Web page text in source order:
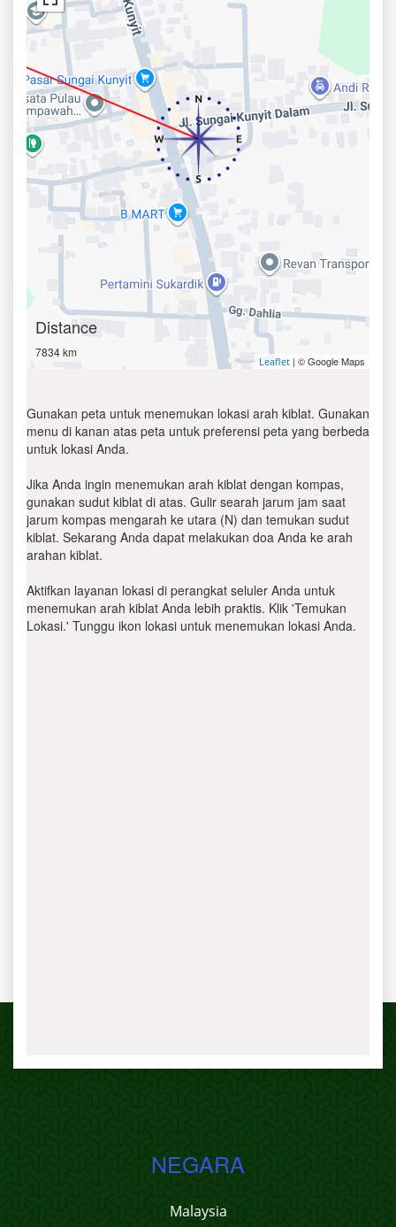
Distance
7834 km
Leaflet | © Google Maps
Gunakan peta untuk menemukan lokasi arah kiblat. Gunakan
menu di kanan atas peta untuk preferensi peta yang berbeda
untuk lokasi Anda.
Jika Anda ingin menemukan arah kiblat dengan kompas,
gunakan sudut kiblat di atas. Gulir searah jarum jam saat
jarum kompas mengarah ke utara (N) dan temukan sudut
kiblat. Sekarang Anda dapat melakukan doa Anda ke arah
arahan kiblat.
Aktifkan layanan lokasi di perangkat seluler Anda untuk
menemukan arah kiblat Anda lebih praktis. Klik 'Temukan
Lokasi.' Tunggu ikon lokasi untuk menemukan lokasi Anda.
NEGARA
Malaysia